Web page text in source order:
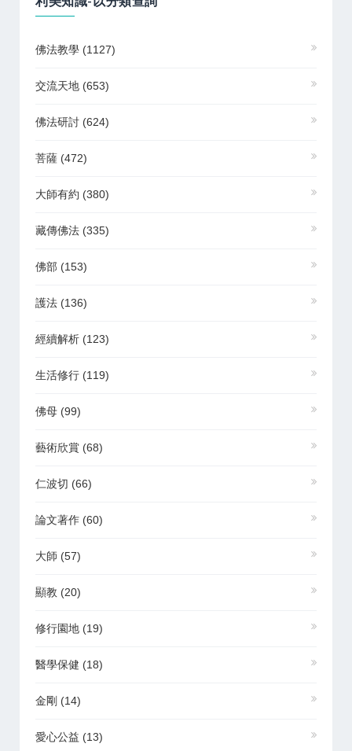
佛法教學 (1127)
交流天地 (653)
佛法研討 (624)
菩薩 (472)
大師有約 (380)
藏傳佛法 (335)
佛部 (153)
護法 (136)
經續解析 (123)
生活修行 (119)
佛母 (99)
藝術欣賞 (68)
仁波切 (66)
論文著作 (60)
大師 (57)
顯教 (20)
修行園地 (19)
醫學保健 (18)
金剛 (14)
愛心公益 (13)